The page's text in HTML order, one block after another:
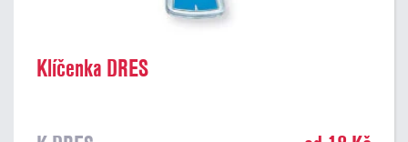
Klíčenka DRES